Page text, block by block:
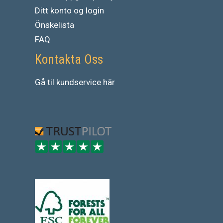
Ditt konto og login
Önskelista
FAQ
Kontakta Oss
Gå til kundservice här